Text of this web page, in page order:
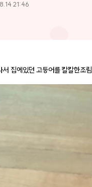
21:46
서 집에있던 고등어를 칼칼한